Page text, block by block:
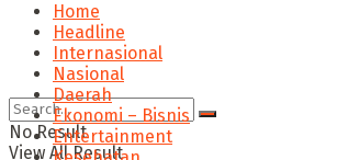
No Result
View All Result
Home
Headline
Internasional
Nasional
Daerah
Ekonomi – Bisnis
Entertainment